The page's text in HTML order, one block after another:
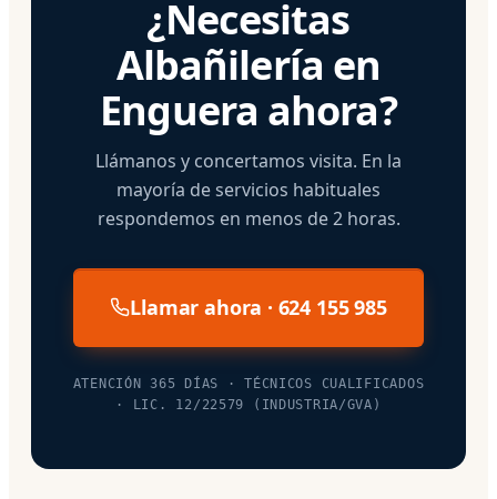
¿Necesitas
Albañilería en
Enguera ahora?
Llámanos y concertamos visita. En la
mayoría de servicios habituales
respondemos en menos de 2 horas.
Llamar ahora · 624 155 985
ATENCIÓN 365 DÍAS · TÉCNICOS CUALIFICADOS
· LIC. 12/22579 (INDUSTRIA/GVA)